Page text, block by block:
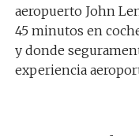
aeropuerto John
45 minutos en
y donde
experiencia